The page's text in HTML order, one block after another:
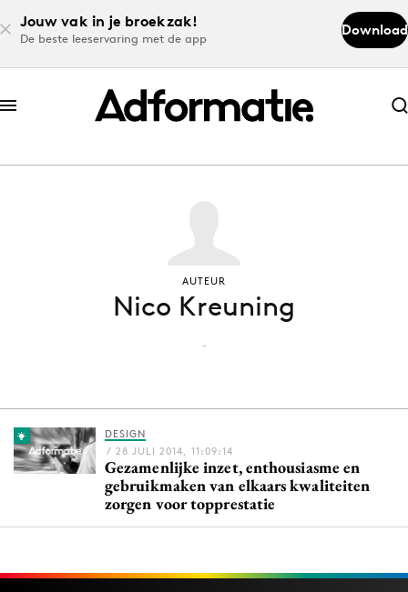
Jouw vak in je broekzak!
De beste leeservaring met de app
Download
Abonneer nu
Abonneer nu
Download de app
Volg het laatste nieuws via de Adformatie
Menu
12 nov: MarketingLive!
AUTEUR
Nico Kreuning
-
DESIGN
/ 28 JULI 2014, 11:09:14
Gezamenlijke inzet, enthousiasme en
gebruikmaken van elkaars kwaliteiten
zorgen voor topprestatie